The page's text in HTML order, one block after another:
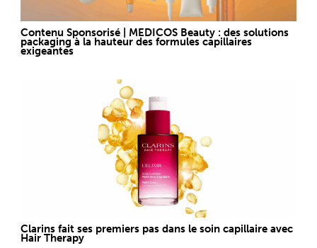
Contenu Sponsorisé | MEDICOS Beauty : des solutions
packaging à la hauteur des formules capillaires
exigeantes
Clarins fait ses premiers pas dans le soin capillaire avec
Hair Therapy